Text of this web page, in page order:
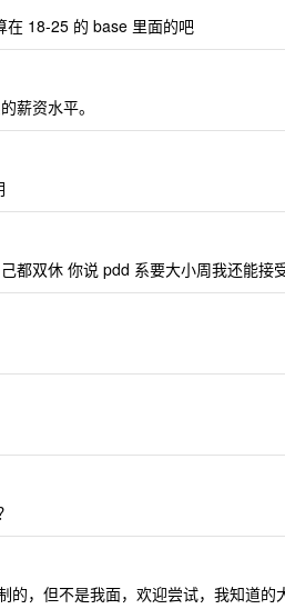
在 18-25 的 base 里面的吧
薪资水平。
都双休 你说 pdd 系要大小周我还能接
，但不是我面，欢迎尝试，我知道的